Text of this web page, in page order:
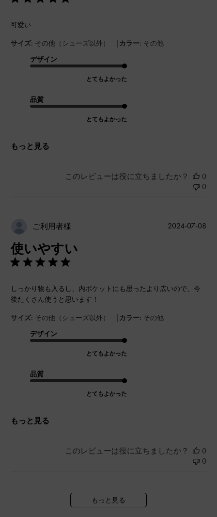
可愛い
サイズ: その他（シューズ以外） | カラー: その他
デザイン
とてもよかった
品質
とてもよかった
もっと見る
このレビューは役に立ちましたか？
0
0
ご利用者様
使いやすい
しっかり物も入るし、内ポケットにも思ったより広いので、今
後たくさん使うと思います！
サイズ: その他（シューズ以外） | カラー: その他
デザイン
とてもよかった
品質
とてもよかった
もっと見る
公
2024-07-08
このレビューは役に立ちましたか？
0
0
もっと見る